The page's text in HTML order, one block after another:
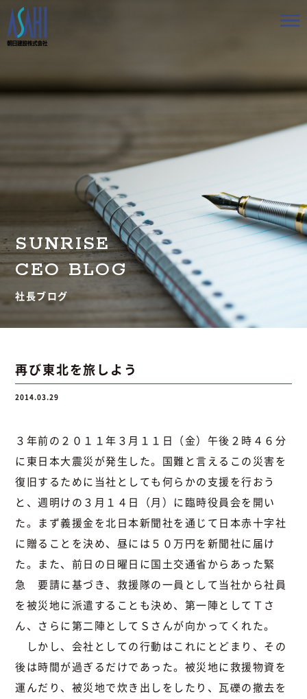
私たちの想いと強み
会社情報
お知らせ
お問い合わせ
SUNRISE
CEO BLOG
社長ブログ
再び東北を旅しよう
2014.03.29
３年前の２０１１年３月１１日（金）午後２時４６分
に東日本大震災が発生した。国難と言えるこの災害を
復旧するために当社としても何らかの支援を行おう
と、週明けの３月１４日（月）に臨時役員会を開い
た。まず義援金を北日本新聞社を通じて日本赤十字社
に贈ることを決め、昼には５０万円を新聞社に届け
た。また、前日の日曜日に国土交通省からあった緊
急 要請に基づき、救援隊の一員として当社から社員
を被災地に派遣することも決め、第一陣としてＴさ
ん、さらに第二陣としてＳさんが向かってくれた。
しかし、会社としての行動はこれにとどまり、その
後は時間が過ぎるだけであった。被災地に救援物資を
運んだり、被災地で炊き出しをしたり、瓦礫の撤去を